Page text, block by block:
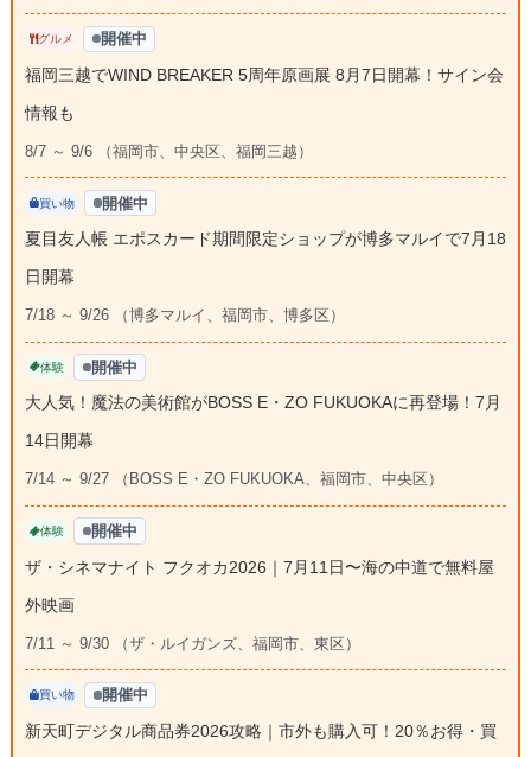
グルメ 開催中
福岡三越でWIND BREAKER 5周年原画展 8月7日開幕！サイン会
情報も
8/7 ～ 9/6 （福岡市、中央区、福岡三越）
買い物 開催中
夏目友人帳 エポスカード期間限定ショップが博多マルイで7月18
日開幕
7/18 ～ 9/26 （博多マルイ、福岡市、博多区）
体験 開催中
大人気！魔法の美術館がBOSS E・ZO FUKUOKAに再登場！7月
14日開幕
7/14 ～ 9/27 （BOSS E・ZO FUKUOKA、福岡市、中央区）
体験 開催中
ザ・シネマナイト フクオカ2026｜7月11日〜海の中道で無料屋
外映画
7/11 ～ 9/30 （ザ・ルイガンズ、福岡市、東区）
買い物 開催中
新天町デジタル商品券2026攻略｜市外も購入可！20％お得・買